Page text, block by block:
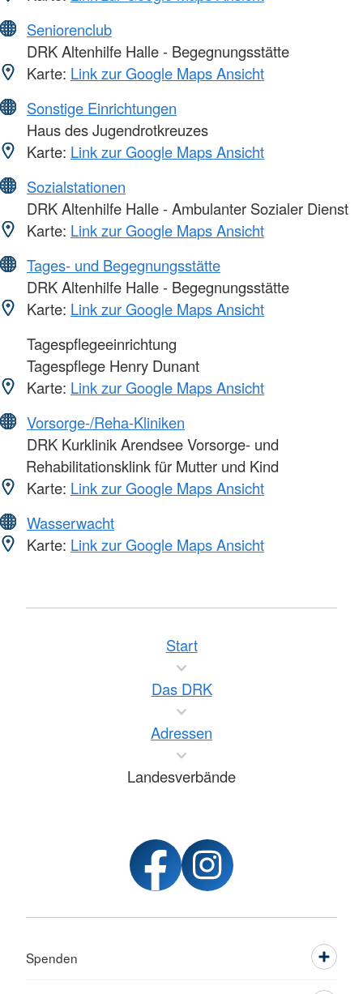
Seniorenclub
DRK Altenhilfe Halle - Begegnungsstätte
Karte: Link zur Google Maps Ansicht
Sonstige Einrichtungen
Haus des Jugendrotkreuzes
Karte: Link zur Google Maps Ansicht
Sozialstationen
DRK Altenhilfe Halle - Ambulanter Sozialer Dienst
Karte: Link zur Google Maps Ansicht
Tages- und Begegnungsstätte
DRK Altenhilfe Halle - Begegnungsstätte
Karte: Link zur Google Maps Ansicht
Tagespflegeeinrichtung
Tagespflege Henry Dunant
Karte: Link zur Google Maps Ansicht
Vorsorge-/Reha-Kliniken
DRK Kurklinik Arendsee Vorsorge- und
Rehabilitationsklink für Mutter und Kind
Karte: Link zur Google Maps Ansicht
Wasserwacht
Karte: Link zur Google Maps Ansicht
Start
Das DRK
Adressen
Landesverbände
Spenden